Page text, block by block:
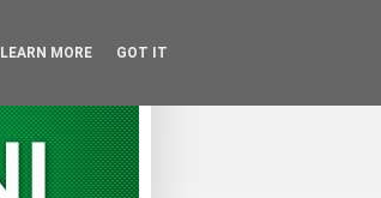
LEARN MORE GOT IT